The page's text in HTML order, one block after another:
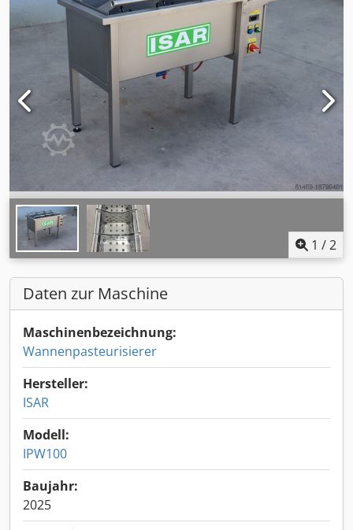
1 /2
Daten zur Maschine
Maschinenbezeichnung:
Wannenpasteurisierer
Hersteller:
ISAR
Modell:
IPW100
Baujahr:
2025